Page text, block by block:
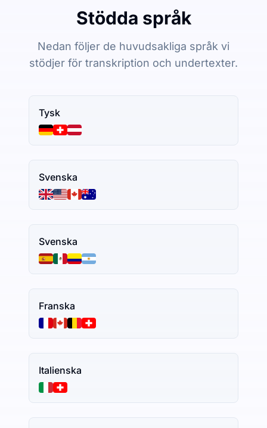
Stödda språk
Nedan följer de huvudsakliga språk vi
stödjer för transkription och undertexter.
Tysk
Svenska
Svenska
Franska
Italienska